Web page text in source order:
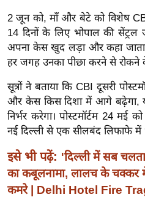
ग
त
ऑ
टो
व
र्ल्ड
न्यू
ज
ब्री
फ
म
2 जून को, माँ और बेटे को विशेष
14 दिनों के लिए भोपाल की सेंट्रल
अपना केस खुद लड़ा और कहा जाता
हर जगह उनका पीछा करने से रोकने
सूत्रों ने बताया कि CBI दूसरी
और केस किस दिशा में आगे बढ़ेगा,
निर्भर करेगा। पोस्टमॉर्टम 24 मई
नई दिल्ली से एक सीलबंद लिफाफे में
इसे भी पढ़ें: 'दिल्ली में सब
का कबूलनामा, लालच के चक्कर
कमरे | Delhi Hotel Fire